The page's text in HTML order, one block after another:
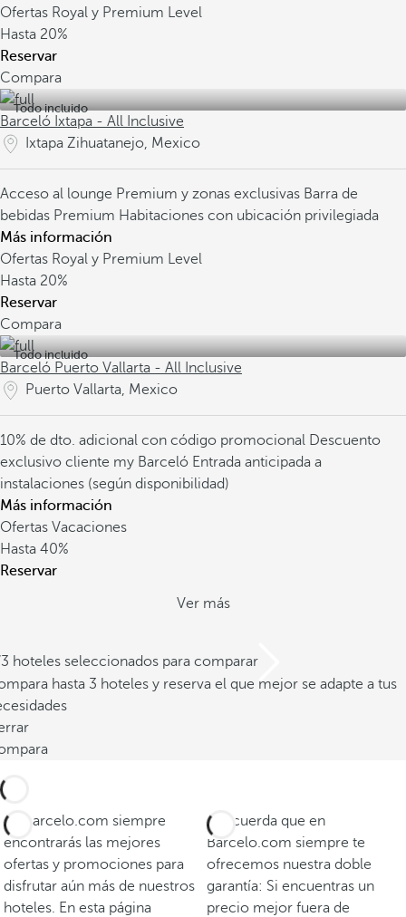
Ofertas Royal y Premium Level
Hasta 20%
Reservar
Compara
Todo incluido
Barceló Ixtapa - All Inclusive
Ixtapa Zihuatanejo, Mexico
Acceso al lounge Premium y zonas exclusivas Barra de
bebidas Premium Habitaciones con ubicación privilegiada
Más información
Ofertas Royal y Premium Level
Hasta 20%
Reservar
Compara
Todo incluido
Barceló Puerto Vallarta - All Inclusive
Puerto Vallarta, Mexico
10% de dto. adicional con código promocional Descuento
exclusivo cliente my Barceló Entrada anticipada a
instalaciones (según disponibilidad)
Más información
Ofertas Vacaciones
Hasta 40%
Reservar
Ver más
hoteles seleccionados para comparar
hasta 3 hoteles y reserva el que mejor se adapte a tus
En Barcelo.com siempre
encontrarás las mejores
ofertas y promociones para
disfrutar aún más de nuestros
hoteles. En esta página
Y recuerda que en
Barcelo.com siempre te
ofrecemos nuestra doble
garantía: Si encuentras un
precio mejor fuera de